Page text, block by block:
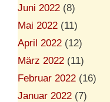
Juni 2022 (8)
Mai 2022 (11)
April 2022 (12)
März 2022 (11)
Februar 2022 (16)
Januar 2022 (7)